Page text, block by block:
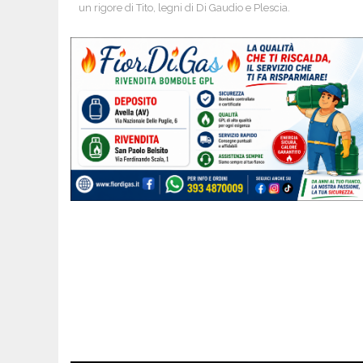
un rigore di Tito, legni di Di Gaudio e Plescia.